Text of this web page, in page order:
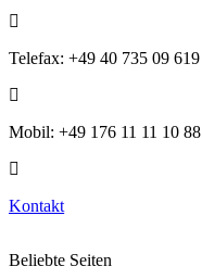
Telefax: +49 40 735 09 619
Mobil: +49 176 11 11 10 88
Kontakt
Beliebte Seiten